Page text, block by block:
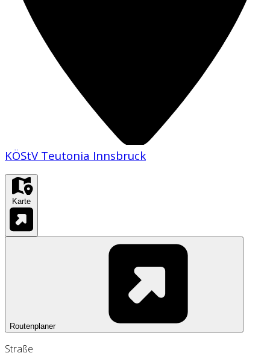
KÖStV Teutonia Innsbruck
Karte
Routenplaner
Straße